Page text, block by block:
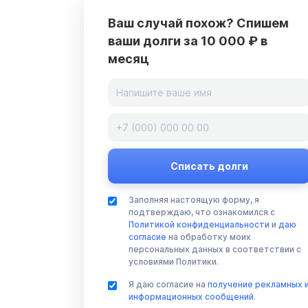
Ваш случай похож? Спишем
ваши долги за 10 000 ₽ в
месяц
Заполняя настоящую форму, я
подтверждаю, что ознакомился с
Политикой конфиденциальности и даю
согласие на обработку моих
персональных данных в соответствии с
условиями Политики.
Я даю согласие на получение рекламных
информационных сообщений.